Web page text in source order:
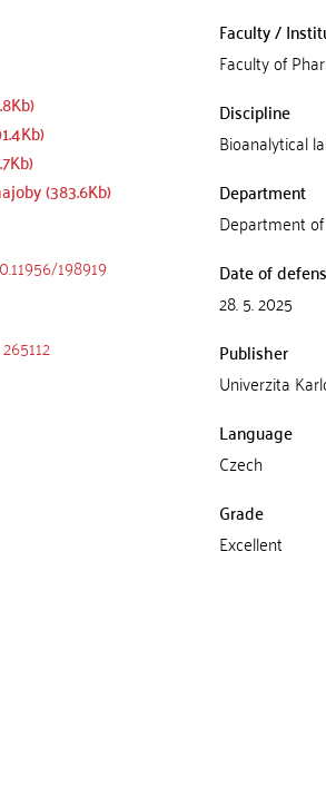
(383.6Kb)
198919
265112
Faculty /
Faculty of
Discipline
Bioanalytical
Department
Department
Date of
28. 5. 2025
Publisher
Univerzita
Language
Czech
Grade
Excellent